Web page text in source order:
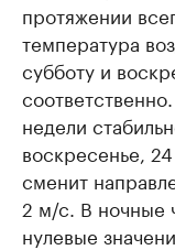
протяжении
температура
субботу и
недели
воскресенье,
сменит
2 м/с. В ночные
нулевые